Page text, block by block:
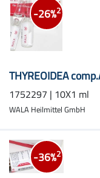
-26%2
THYREOIDEA
1752297 | 10X1 ml
WALA Heilmittel GmbH
-36%2